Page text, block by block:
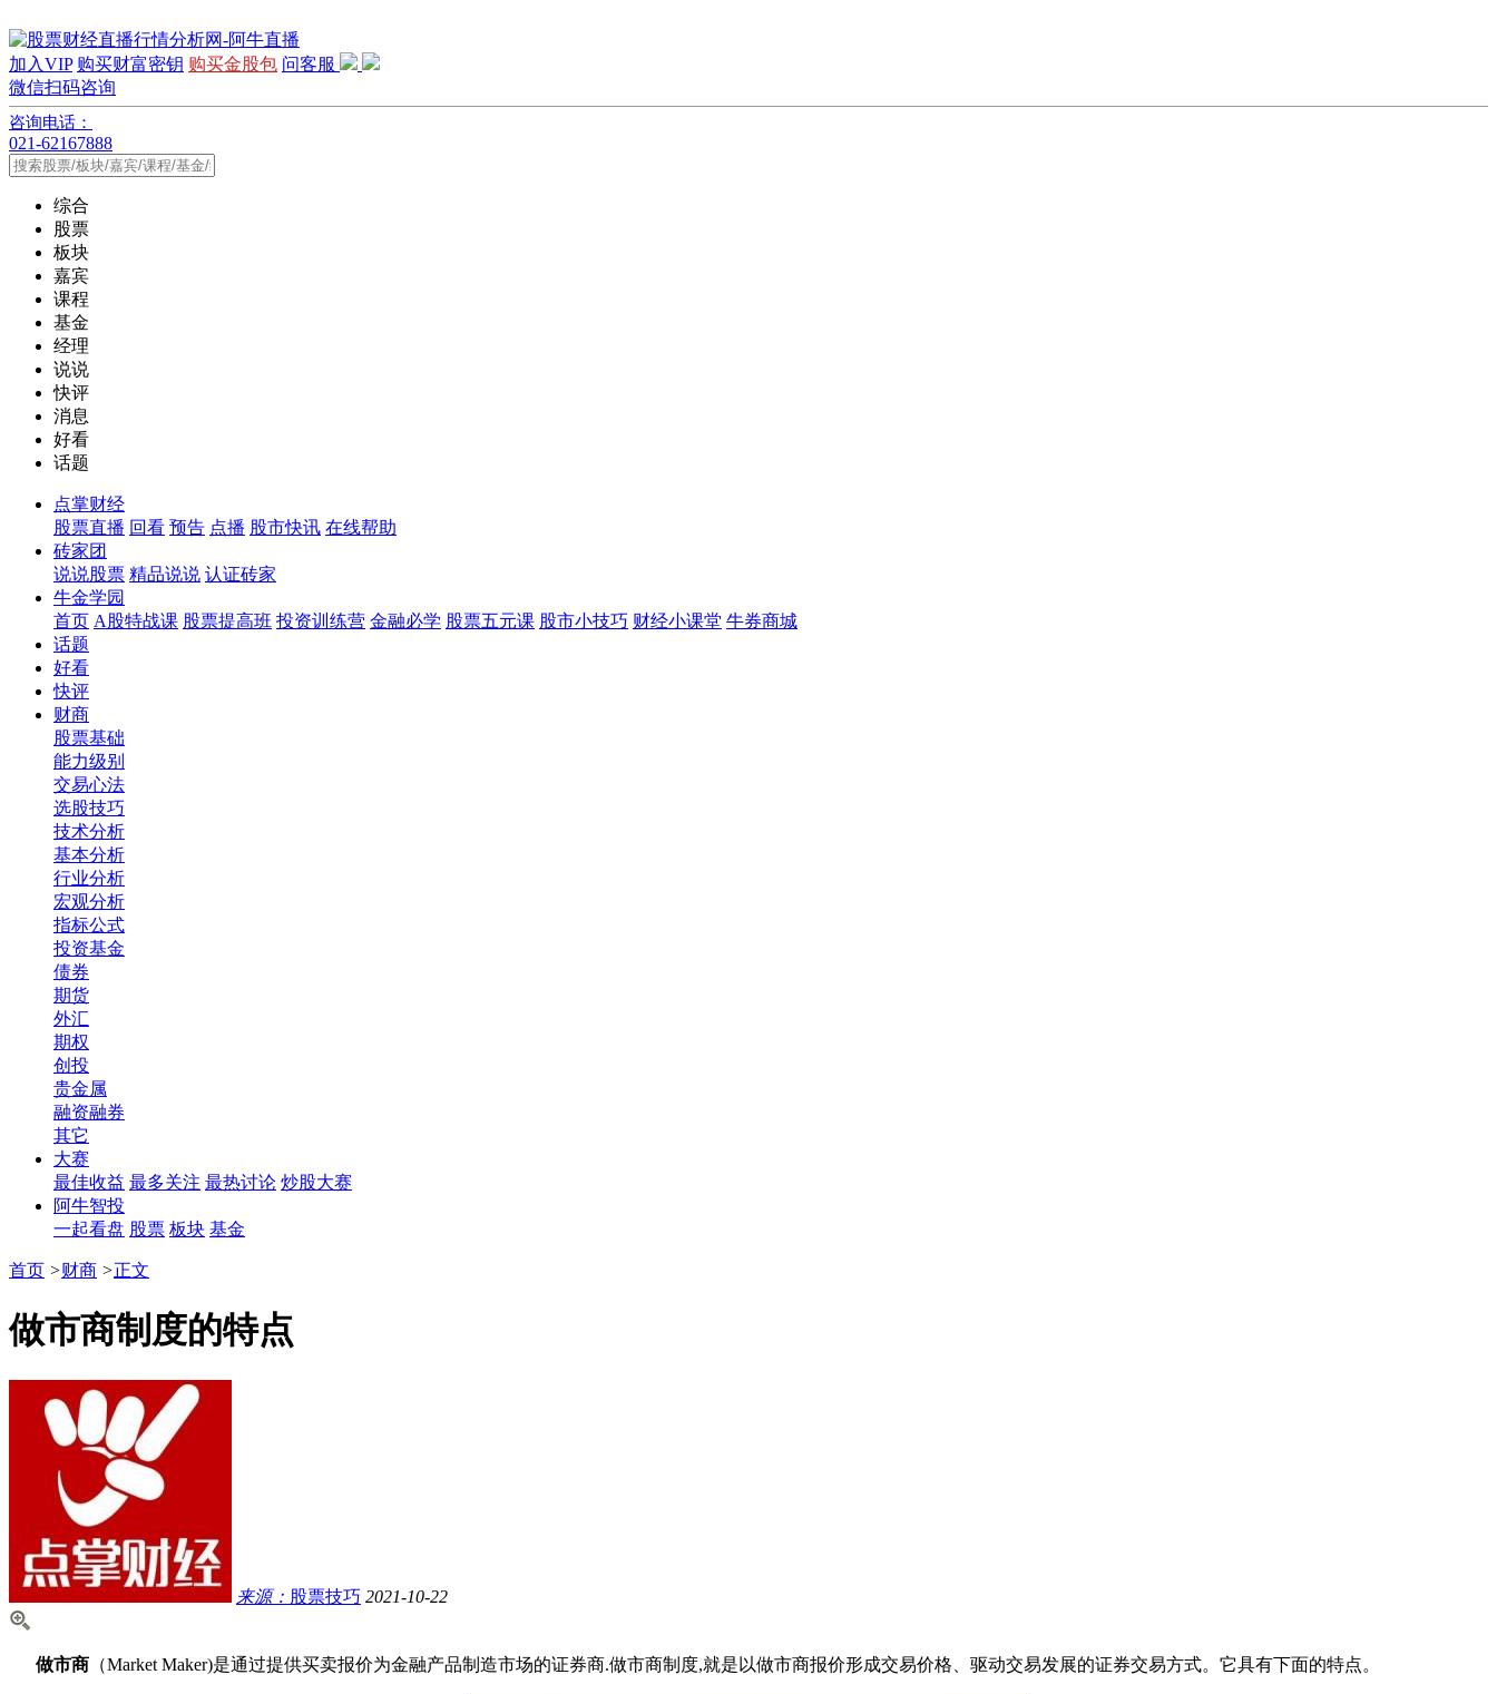
加入VIP 购买财富密钥 购买金股包 问客服
微信扫码咨询
咨询电话：
021-62167888
综合
股票
板块
嘉宾
课程
基金
经理
说说
快评
消息
好看
话题
点掌财经
股票直播 回看 预告 点播 股市快讯 在线帮助
砖家团
说说股票 精品说说 认证砖家
牛金学园
首页 A股特战课 股票提高班 投资训练营 金融必学 股票五元课 股市小技巧 财经小课堂 牛券商城
话题
好看
快评
财商
股票基础
能力级别
交易心法
选股技巧
技术分析
基本分析
行业分析
宏观分析
指标公式
投资基金
债券
期货
外汇
期权
创投
贵金属
融资融券
其它
大赛
最佳收益 最多关注 最热讨论 炒股大赛
阿牛智投
一起看盘 股票 板块 基金
首页 >财商 >正文
做市商制度的特点
来源： 股票技巧 2021-10-22
做市商 （Market Maker)是通过提供买卖报价为金融产品制造市场的证券商.做市商制度,就是以做市商报价形成交易价格、驱动交易发展的证券交易方式。它具有下面的特点。